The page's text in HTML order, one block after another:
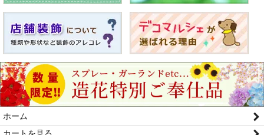
ホーム
カートを見る